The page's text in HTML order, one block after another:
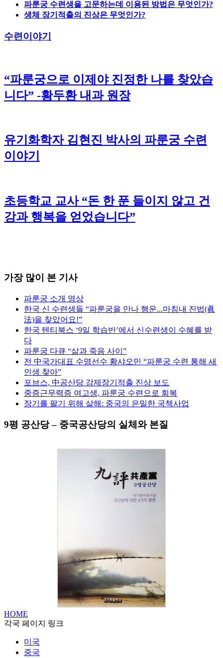
파룬궁 수련생을 고문하는데 이용된 방법은 무엇인가?
생체 장기적출의 진상은 무엇인가?
수련이야기
“파룬궁으로 이제야 진정한 나를 찾았습
니다” -황두환 내과 원장
유기화학자 김현진 박사의 파룬궁 수련
이야기
초등학교 교사 “돈 한 푼 들이지 않고 건
강과 행복을 얻었습니다”
가장 많이 본 기사
파룬궁 소개 영상
한국 신 수련생들 “파룬궁을 만나 행운...마침내 진법(眞
法)을 찾았어요!”
한국 텐티북스 ‘9일 학습반’에서 신수련생이 수혜를 받
다
파룬궁 다큐 “삶과 죽음 사이”
전 中국가대표 수영선수 황샤오민 “파룬궁 수련 통해 새
인생 찾아”
포브스, 中공산당 강제장기적출 진상 보도
중증근무력증 여고생, 파룬궁 수련으로 회복
장기를 팔기 위해 살해: 중국의 은밀한 국책사업
9평 공산당 – 중국공산당의 실체와 본질
HOME
각국 페이지 링크
미국
중국